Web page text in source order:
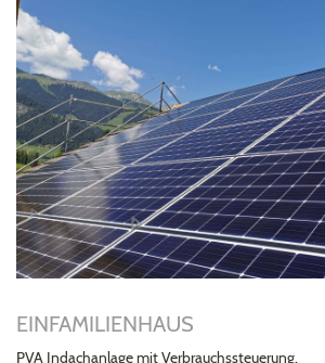
EINFAMILIENHAUS
PVA Indachanlage mit Verbrauchssteuerung.